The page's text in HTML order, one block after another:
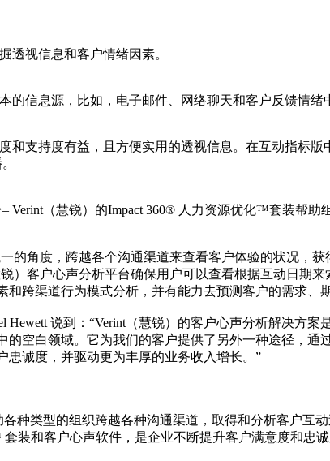
透视信息和客户情绪因素。
的信息源，比如，电子邮件、网络聊天和客户反馈情绪
和支持度有益，且方便实用的透视信息。在互动指标
Verint（慧锐）的Impact 360® 人力资源优化™套装帮
角度，跨越各个沟通渠道来查看客户体验的状况，
）客户心声分析平台确保用户可以查看根据互动日期
跨渠道行为模式分析，并有能力去预测客户的需求、
说到：“Verint（慧锐）的客户心声分析解决方
空白领域。它为我们的客户提供了另外一种途径，
诚度，并驱动更为丰厚的业务收入增长。”
类型的组织跨越各种沟通渠道，取得和分析客户互
装和客户心声软件，是企业不断提升客户满意度和忠